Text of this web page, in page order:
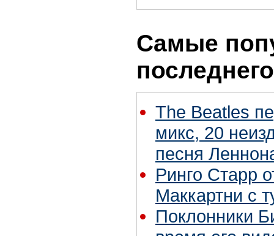
Самые
The Beatles
микс, 20
песня
Ринго Старр
Маккартни с
Поклонники